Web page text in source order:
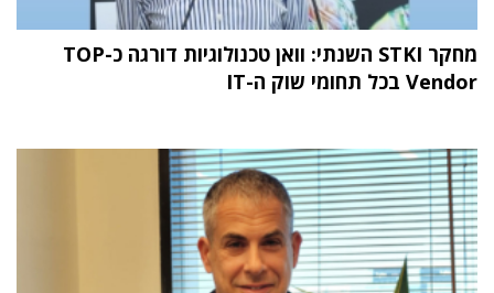
מחקר STKI השנתי: וואן טכנולוגיות דורגה כ-TOP
Vendor בכל תחומי שוק ה-IT